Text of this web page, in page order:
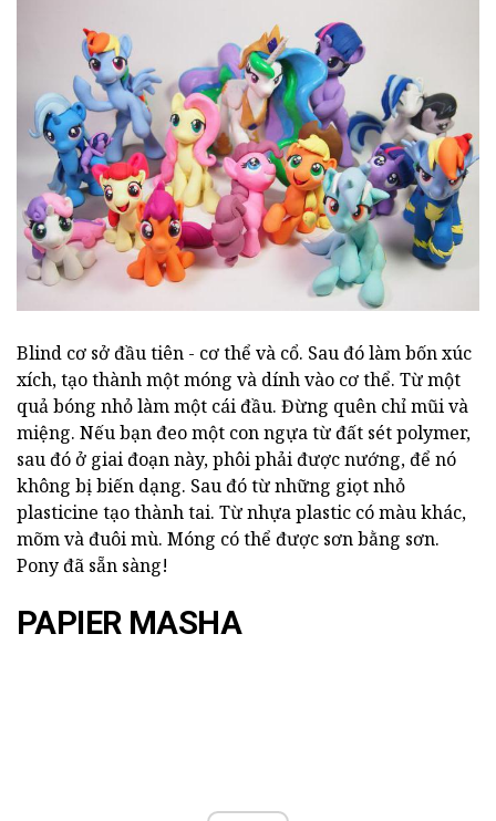
Blind cơ sở đầu tiên - cơ thể và cổ. Sau đó làm bốn xúc
xích, tạo thành một móng và dính vào cơ thể. Từ một
quả bóng nhỏ làm một cái đầu. Đừng quên chỉ mũi và
miệng. Nếu bạn đeo một con ngựa từ đất sét polymer,
sau đó ở giai đoạn này, phôi phải được nướng, để nó
không bị biến dạng. Sau đó từ những giọt nhỏ
plasticine tạo thành tai. Từ nhựa plastic có màu khác,
mõm và đuôi mù. Móng có thể được sơn bằng sơn.
Pony đã sẵn sàng!
PAPIER MASHA